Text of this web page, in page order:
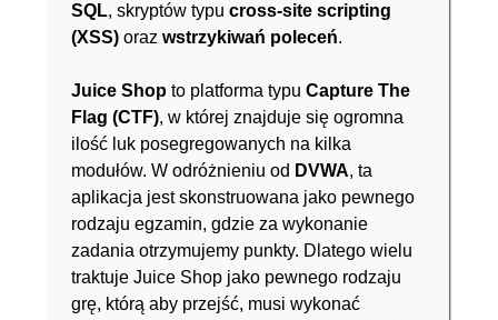
SQL, skryptów typu cross-site scripting
(XSS) oraz wstrzykiwań poleceń.
Juice Shop to platforma typu Capture The
Flag (CTF), w której znajduje się ogromna
ilość luk posegregowanych na kilka
modułów. W odróżnieniu od DVWA, ta
aplikacja jest skonstruowana jako pewnego
rodzaju egzamin, gdzie za wykonanie
zadania otrzymujemy punkty. Dlatego wielu
traktuje Juice Shop jako pewnego rodzaju
grę, którą aby przejść, musi wykonać